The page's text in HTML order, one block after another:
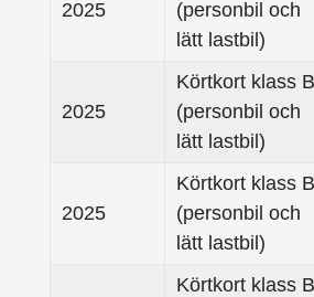
2025
(personbil och
lätt lastbil)
2025
Körtkort klass B
(personbil och
lätt lastbil)
2025
Körtkort klass B
(personbil och
lätt lastbil)
Körtkort klass B